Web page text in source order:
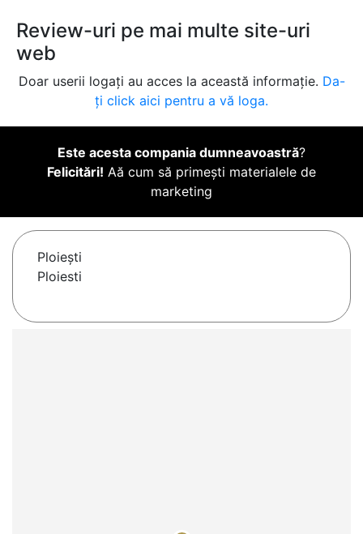
Review-uri pe mai multe site-uri
web
Doar userii logați au acces la această informație. Da-
ți click aici pentru a vă loga.
Este acesta compania dumneavoastră?
Felicitări! Aă cum să primești materialele de
marketing
Ploieşti
Ploiesti